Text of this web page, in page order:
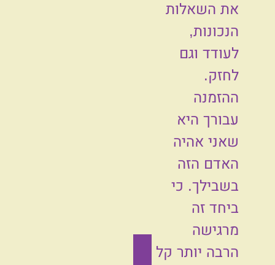
את השאלות
הנכונות,
לעודד וגם
לחזק.
ההזמנה
עבורך היא
שאני אהיה
האדם הזה
בשבילך. כי
ביחד זה
מרגישה
הרבה יותר קל